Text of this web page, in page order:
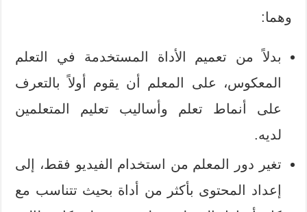
وهما:
بدلاً من تعميم الأداة المستخدمة في التعلم
المعكوس، على المعلم أن يقوم أولاً بالتعرف
على أنماط تعلم وأساليب تعليم المتعلمين
لديه.
تغير دور المعلم من استخدام الفيديو فقط، إلى
إعداد المحتوى بأكثر من أداة بحيث تتناسب مع